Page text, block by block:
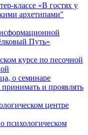
классе «В гостях у
архетипами"
Путь»
курсе по песочной
о семинаре
и проявлять
центре
психологическом